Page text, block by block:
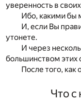
уверенность в
Ибо, какими бы
И, если Вы
утонете.
И через
большинством этих
После того, как
Что с